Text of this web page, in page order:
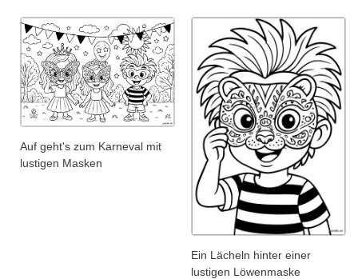
Auf geht's zum Karneval mit
lustigen Masken
Ein Lächeln hinter einer
lustigen Löwenmaske